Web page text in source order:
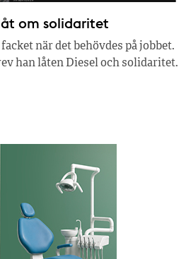
om solidaritet
när det behövdes på jobbet.
han låten Diesel och solidaritet.